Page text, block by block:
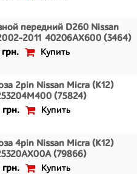
передний D260 Nissan
2011 40206AX600 (3464)
грн. Купить
2pin Nissan Micra (K12)
(75824)
грн. Купить
4pin Nissan Micra (K12)
(79866)
грн. Купить